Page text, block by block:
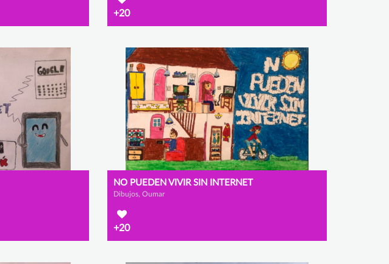
+20
NO PUEDEN VIVIR SIN INTERNET
Dibujos, Oumar
+20